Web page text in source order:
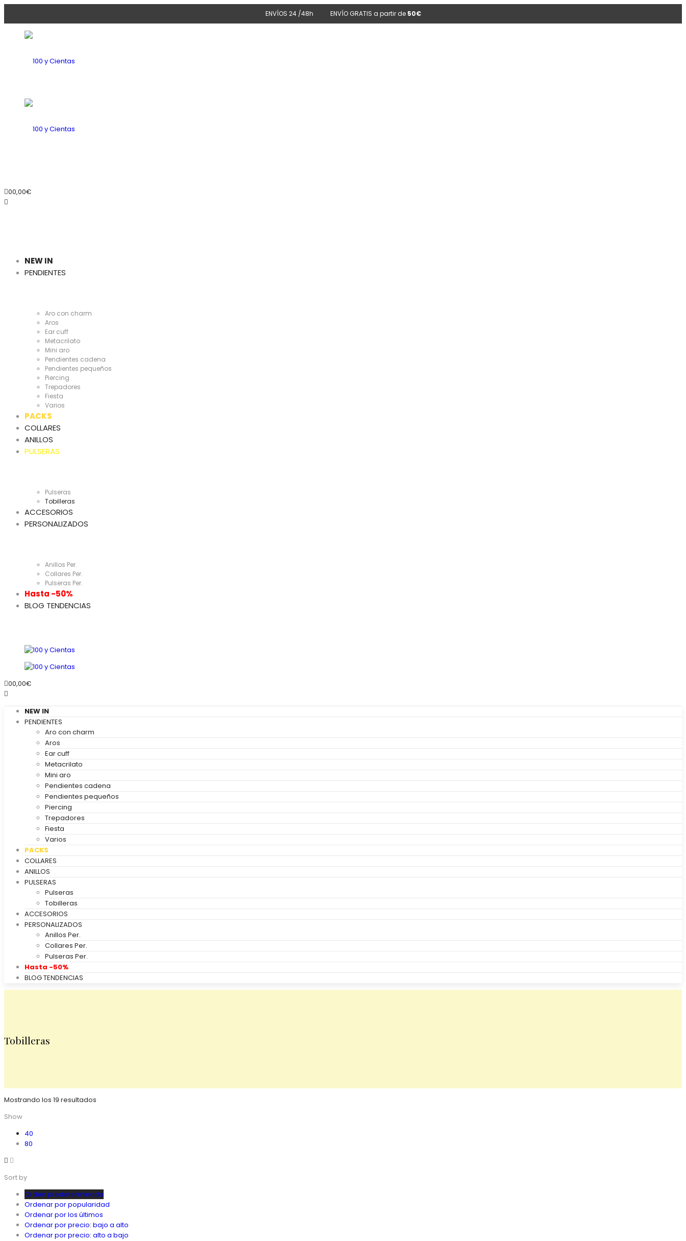
ENVÍOS 24 /48h ENVÍO GRATIS a partir de 50€
100
Cientas
00,00€
NEW IN
PENDIENTES
Aro con charm
Aros
Ear cuff
Metacrilato
Mini aro
Pendientes cadena
Pendientes pequeños
Piercing
Trepadores
Fiesta
Varios
PACKS
COLLARES
ANILLOS
PULSERAS
Pulseras
Tobilleras
ACCESORIOS
PERSONALIZADOS
Anillos Per.
Collares Per.
Pulseras Per.
Hasta -50%
BLOG TENDENCIAS
00,00€
NEW IN
PENDIENTES
Aro con charm
Aros
Ear cuff
Metacrilato
Mini aro
Pendientes cadena
Pendientes pequeños
Piercing
Trepadores
Fiesta
Varios
PACKS
COLLARES
ANILLOS
PULSERAS
Pulseras
Tobilleras
ACCESORIOS
PERSONALIZADOS
Anillos Per.
Collares Per.
Pulseras Per.
Hasta -50%
BLOG TENDENCIAS
Tobilleras
Mostrando los 19 resultados
Show
40
80
Sort by
Orden predeterminado
Ordenar por popularidad
Ordenar por los últimos
Ordenar por precio: bajo a alto
Ordenar por precio: alto a bajo